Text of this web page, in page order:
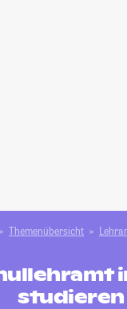
Themenübersicht
studieren